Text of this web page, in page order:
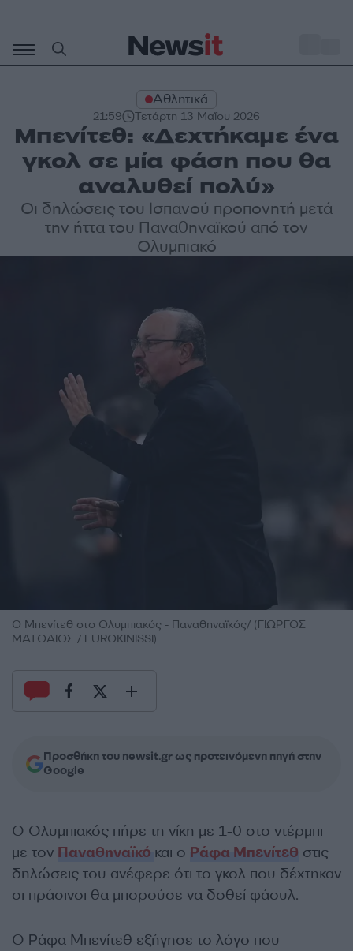
περιεχόμενο
Αθλητικά
21:59 Τετάρτη 13 Μαΐου 2026
Μπενίτεθ: «Δεχτήκαμε ένα
γκολ σε μία φάση που θα
αναλυθεί πολύ»
Οι δηλώσεις του Ισπανού προπονητή μετά
την ήττα του Παναθηναϊκού από τον
Ολυμπιακό
Ο Μπενίτεθ στο Ολυμπιακός - Παναθηναϊκός/ (ΓΙΩΡΓΟΣ
ΜΑΤΘΑΙΟΣ / EUROKINISSI)
Προσθήκη του newsit.gr ως προτεινόμενη πηγή στην
Google
Ο Ολυμπιακός πήρε τη νίκη με 1-0 στο ντέρμπι
με τον Παναθηναϊκό και ο Ράφα Μπενίτεθ στις
δηλώσεις του ανέφερε ότι το γκολ που δέχτηκαν
οι πράσινοι θα μπορούσε να δοθεί φάουλ.
Ο Ράφα Μπενίτεθ εξήγησε το λόγο που